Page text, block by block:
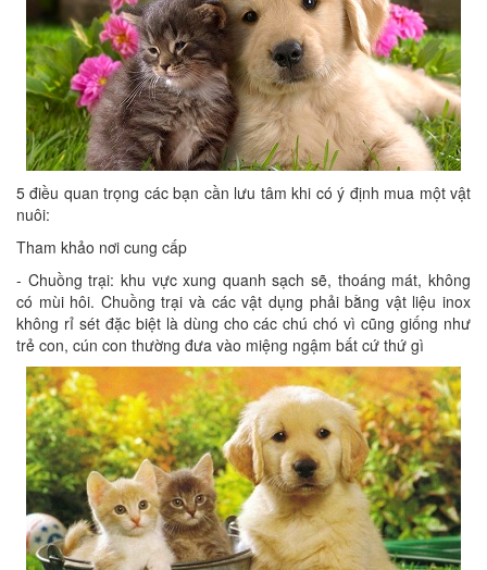
5 điều quan trọng các bạn cần lưu tâm khi có ý định mua một vật
nuôi:
Tham khảo nơi cung cấp
- Chuồng trại: khu vực xung quanh sạch sẽ, thoáng mát, không
có mùi hôi. Chuồng trại và các vật dụng phải bằng vật liệu inox
không rỉ sét đặc biệt là dùng cho các chú chó vì cũng giống như
trẻ con, cún con thường đưa vào miệng ngậm bất cứ thứ gì